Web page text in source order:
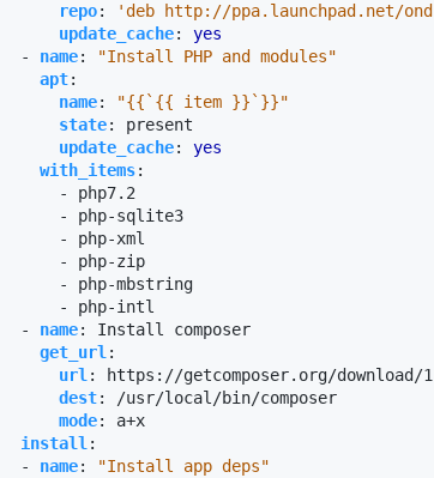
repo:
'deb http://ppa.launchpad.net/
update_cache:
yes
- name:
"Install PHP and modules"
apt:
name:
"{{`{{ item }}`}}"
state:
present
update_cache:
yes
with_items:
- php7.2
- php-sqlite3
- php-xml
- php-zip
- php-mbstring
- php-intl
- name:
Install composer
get_url:
url:
https://getcomposer.org/download/
dest:
/usr/local/bin/composer
mode:
a+x
install:
- name:
"Install app deps"